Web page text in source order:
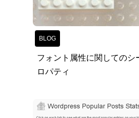
BLOG
フォント属性に関してのシ
ロパティ